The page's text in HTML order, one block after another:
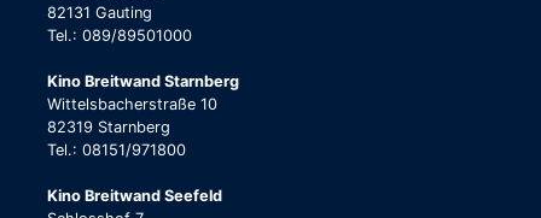
82131 Gauting
Tel.: 089/89501000
Kino Breitwand Starnberg
Wittelsbacherstraße 10
82319 Starnberg
Tel.: 08151/971800
Kino Breitwand Seefeld